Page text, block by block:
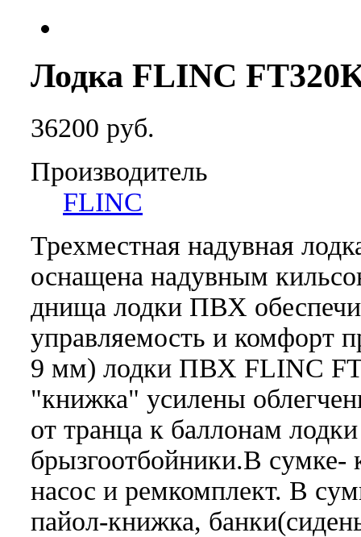
Лодка FLINC
36200 руб.
Производитель
FLINC
Трехместная надувная
оснащена надувным
днища лодки ПВХ
управляемость и комфорт
9 мм) лодки ПВХ FLINC
"книжка" усилены
от транца к баллонам
брызгоотбойники.В сумке-
насос и ремкомплект. В
пайол-книжка,